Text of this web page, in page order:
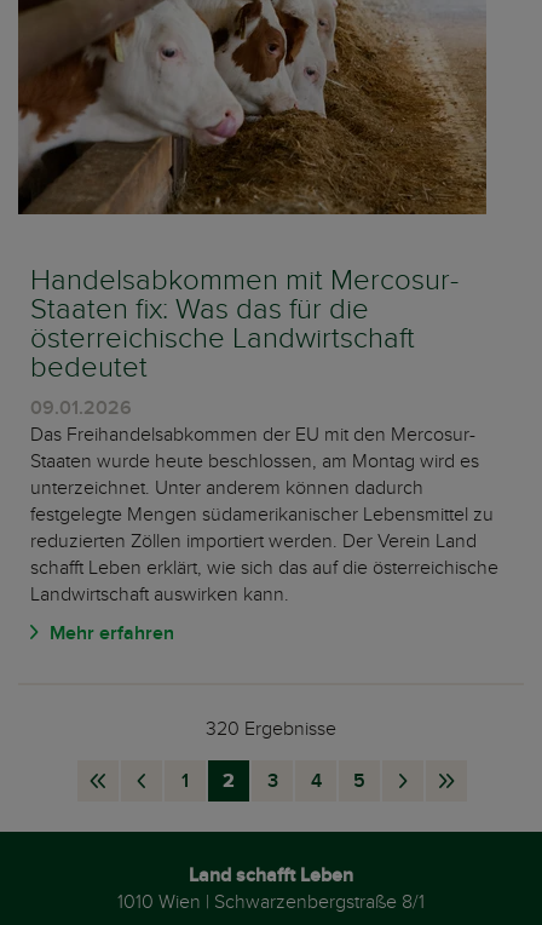
Handelsabkommen mit Mercosur-
Staaten fix: Was das für die
österreichische Landwirtschaft
bedeutet
09.01.2026
Das Freihandelsabkommen der EU mit den Mercosur-
Staaten wurde heute beschlossen, am Montag wird es
unterzeichnet. Unter anderem können dadurch
festgelegte Mengen südamerikanischer Lebensmittel zu
reduzierten Zöllen importiert werden. Der Verein Land
schafft Leben erklärt, wie sich das auf die österreichische
Landwirtschaft auswirken kann.
Mehr erfahren
320 Ergebnisse
nav.Firstnav.Pagenav.Page
1 nav.Page
2 nav.Page
3 nav.Page
4 nav.Page
5
nav.Nextnav.Last
Land schafft Leben
1010 Wien | Schwarzenbergstraße 8/1